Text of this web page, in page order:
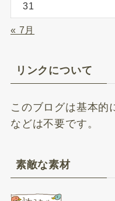
31
« 7月
リンクについて
このブログは基本的
などは不要です。
素敵な素材